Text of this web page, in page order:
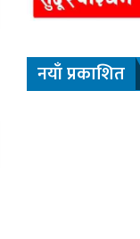
नयाँ प्रकाशित